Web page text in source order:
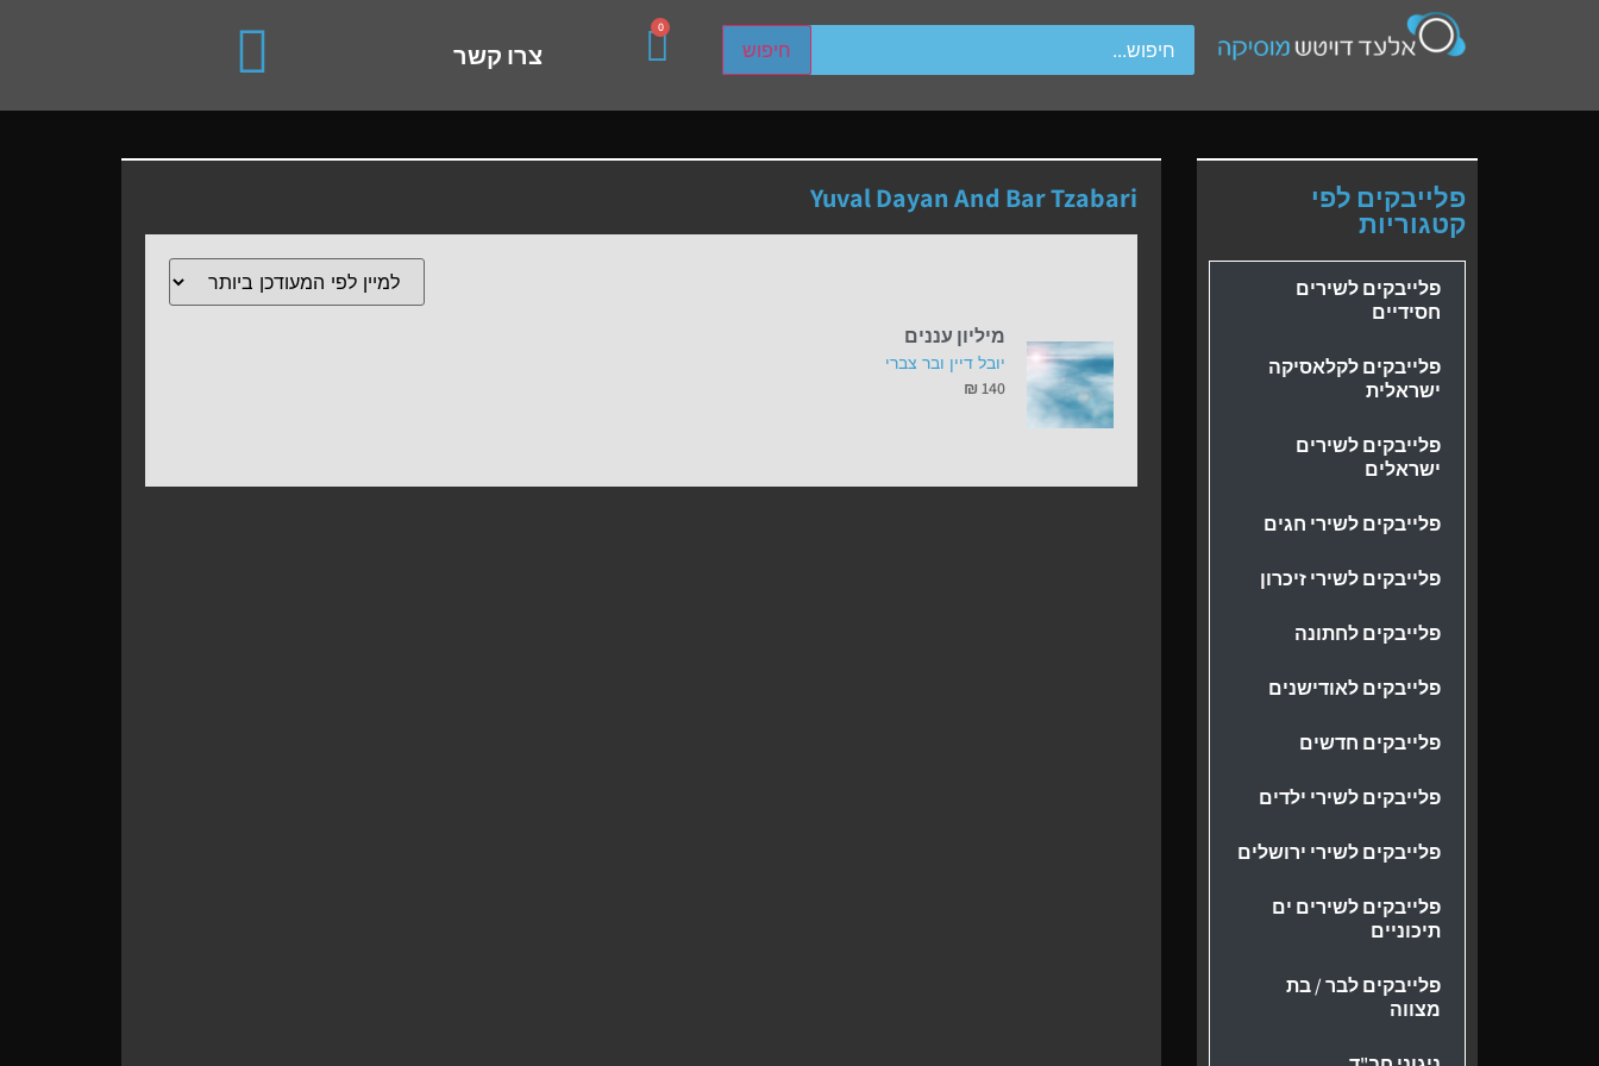
חיפוש
up and down arrows to review and enter to go to the desired page. Touch device users, explore by touch or with swipe gestures.
0
צרו קשר
פלייבקים לפי
קטגוריות
פלייבקים לשירים
חסידיים
פלייבקים לקלאסיקה
ישראלית
פלייבקים לשירים
ישראלים
פלייבקים לשירי חגים
פלייבקים לשירי זיכרון
פלייבקים לחתונה
פלייבקים לאודישנים
פלייבקים חדשים
פלייבקים לשירי ילדים
פלייבקים לשירי ירושלים
פלייבקים לשירים ים
תיכוניים
פלייבקים לבר / בת
מצווה
Yuval Dayan And Bar Tzabari
מיליון עננים
יובל דיין ובר צברי
₪ 140